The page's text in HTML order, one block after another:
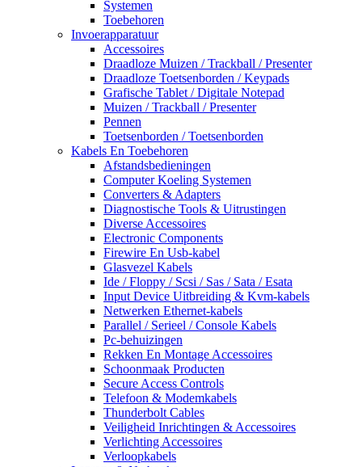
Systemen
Toebehoren
Invoerapparatuur
Accessoires
Draadloze Muizen / Trackball / Presenter
Draadloze Toetsenborden / Keypads
Grafische Tablet / Digitale Notepad
Muizen / Trackball / Presenter
Pennen
Toetsenborden / Toetsenborden
Kabels En Toebehoren
Afstandsbedieningen
Computer Koeling Systemen
Converters & Adapters
Diagnostische Tools & Uitrustingen
Diverse Accessoires
Electronic Components
Firewire En Usb-kabel
Glasvezel Kabels
Ide / Floppy / Scsi / Sas / Sata / Esata
Input Device Uitbreiding & Kvm-kabels
Netwerken Ethernet-kabels
Parallel / Serieel / Console Kabels
Pc-behuizingen
Rekken En Montage Accessoires
Schoonmaak Producten
Secure Access Controls
Telefoon & Modemkabels
Thunderbolt Cables
Veiligheid Inrichtingen & Accessoires
Verlichting Accessoires
Verloopkabels